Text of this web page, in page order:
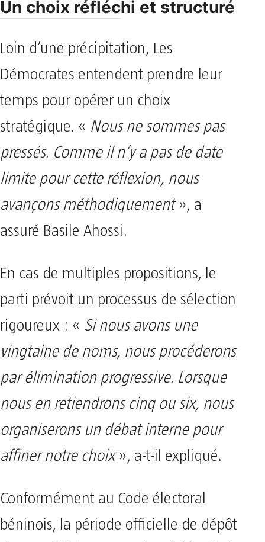
Un choix réfléchi et structuré
Loin d’une précipitation, Les
Démocrates entendent prendre leur
temps pour opérer un choix
stratégique. « Nous ne sommes pas
pressés. Comme il n’y a pas de date
limite pour cette réflexion, nous
avançons méthodiquement», a
assuré Basile Ahossi.
En cas de multiples propositions, le
parti prévoit un processus de sélection
rigoureux : « Si nous avons une
vingtaine de noms, nous procéderons
par élimination progressive. Lorsque
nous en retiendrons cinq ou six, nous
organiserons un débat interne pour
affiner notre choix», a-t-il expliqué.
Conformément au Code électoral
béninois, la période officielle de dépôt